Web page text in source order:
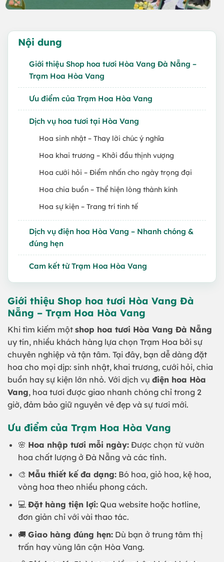
Nội dung
Giới thiệu Shop hoa tươi Hòa Vang Đà Nẵng –
Trạm Hoa Hòa Vang
Ưu điểm của Trạm Hoa Hòa Vang
Dịch vụ hoa tươi tại Hòa Vang
Hoa sinh nhật – Thay lời chúc ý nghĩa
Hoa khai trương – Khởi đầu thịnh vượng
Hoa cưới hỏi – Điểm nhấn cho ngày trọng đại
Hoa chia buồn – Thể hiện lòng thành kính
Hoa sự kiện – Trang trí tinh tế
Dịch vụ điện hoa Hòa Vang – Nhanh chóng &
đúng hẹn
Cam kết từ Trạm Hoa Hòa Vang
Giới thiệu Shop hoa tươi Hòa Vang Đà
Nẵng – Trạm Hoa Hòa Vang
Khi tìm kiếm một shop hoa tươi Hòa Vang Đà Nẵng
uy tín, nhiều khách hàng lựa chọn Trạm Hoa bởi sự
chuyên nghiệp và tận tâm. Tại đây, bạn dễ dàng đặt
hoa cho mọi dịp: sinh nhật, khai trương, cưới hỏi, chia
buồn hay sự kiện lớn nhỏ. Với dịch vụ điện hoa Hòa
Vang, hoa tươi được giao nhanh chóng chỉ trong 2
giờ, đảm bảo giữ nguyên vẻ đẹp và sự tươi mới.
Ưu điểm của Trạm Hoa Hòa Vang
🌸 Hoa nhập tươi mỗi ngày:Được chọn từ vườn
hoa chất lượng ở Đà Nẵng và các tỉnh.
🎨 Mẫu thiết kế đa dạng:Bó hoa, giỏ hoa, kệ hoa,
vòng hoa theo nhiều phong cách.
💻 Đặt hàng tiện lợi:Qua website hoặc hotline,
đơn giản chỉ với vài thao tác.
🚚 Giao hàng đúng hẹn:Dù bạn ở trung tâm thị
trấn hay vùng lân cận Hòa Vang.